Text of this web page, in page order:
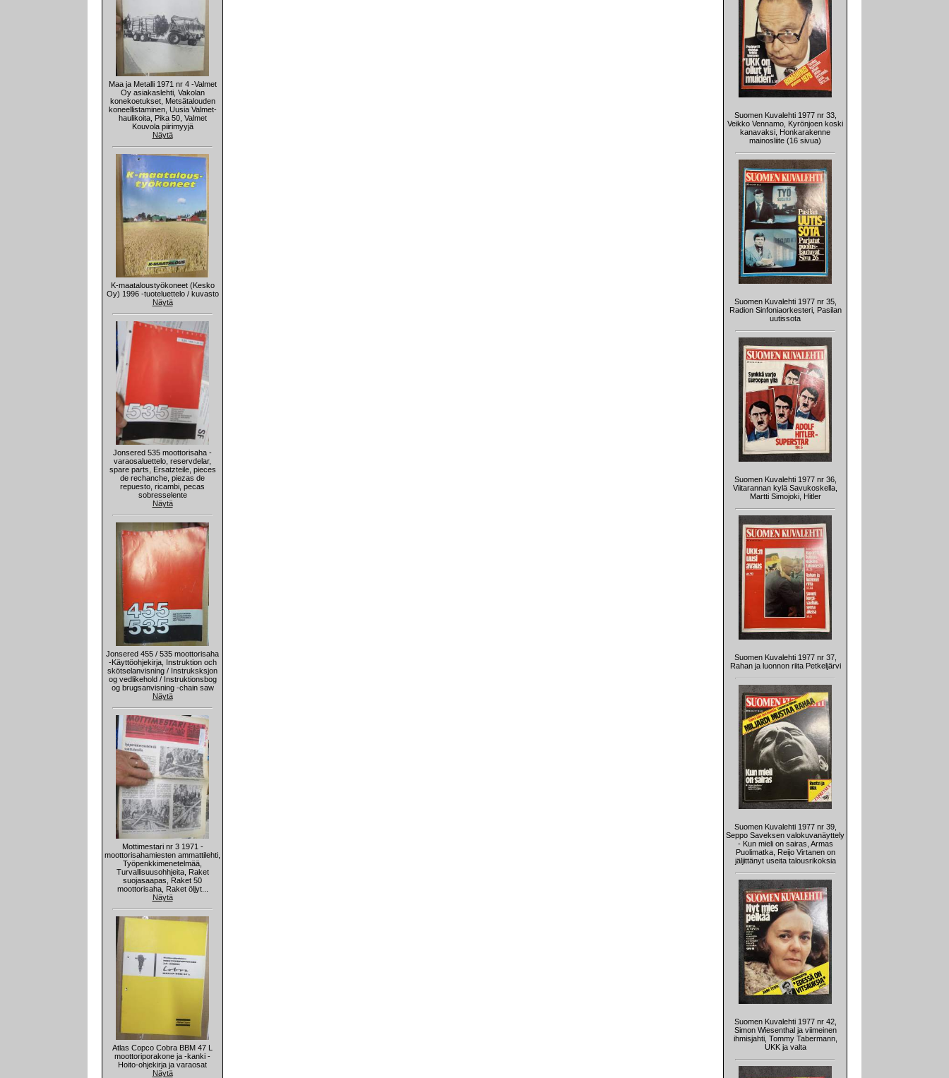
Maa ja Metalli 1971 nr 4 -Valmet
Oy asiakaslehti, Vakolan
konekoetukset, Metsätalouden
koneellistaminen, Uusia Valmet-
haulikoita, Pika 50, Valmet
Kouvola piirimyyjä
Näytä
K-maataloustyökoneet (Kesko
Oy) 1996 -tuoteluettelo / kuvasto
Näytä
Jonsered 535 moottorisaha -
varaosaluettelo, reservdelar,
spare parts, Ersatzteile, pieces
de rechanche, piezas de
repuesto, ricambi, pecas
sobresselente
Näytä
Jonsered 455 / 535 moottorisaha
-Käyttöohjekirja, Instruktion och
skötselanvisning / Instruksksjon
og vedlikehold / Instruktionsbog
og brugsanvisning -chain saw
Näytä
Mottimestari nr 3 1971 -
moottorisahamiesten ammattilehti,
Työpenkkimenetelmää,
Turvallisuusohhjeita, Raket
suojasaapas, Raket 50
moottorisaha, Raket öljyt...
Näytä
Atlas Copco Cobra BBM 47 L
moottoriporakone ja -kanki -
Hoito-ohjekirja ja varaosat
Näytä
Suomen Kuvalehti 1977 nr 33,
Veikko Vennamo, Kyrönjoen koski
kanavaksi, Honkarakenne
mainosliite (16 sivua)
Suomen Kuvalehti 1977 nr 35,
Radion Sinfoniaorkesteri, Pasilan
uutissota
Suomen Kuvalehti 1977 nr 36,
Viitarannan kylä Savukoskella,
Martti Simojoki, Hitler
Suomen Kuvalehti 1977 nr 37,
Rahan ja luonnon riita Petkeljärvi
Suomen Kuvalehti 1977 nr 39,
Seppo Saveksen valokuvanäyttely
- Kun mieli on sairas, Armas
Puolimatka, Reijo Virtanen on
jäljittänyt useita talousrikoksia
Suomen Kuvalehti 1977 nr 42,
Simon Wiesenthal ja viimeinen
ihmisjahti, Tommy Tabermann,
UKK ja valta